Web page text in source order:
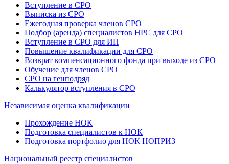
Вступление в СРО
Выписка из СРО
Ежегодная проверка членов СРО
Подбор (аренда) специалистов НРС для СРО
Вступление в СРО для ИП
Повышение квалификации для СРО
Возврат компенсационного фонда при выходе из СРО
Обучение для членов СРО
СРО на генподряд
Калькулятор вступления в СРО
Независимая оценка квалификации
Прохождение НОК
Подготовка специалистов к НОК
Подготовка портфолио для НОК НОПРИЗ
Национальный реестр специалистов